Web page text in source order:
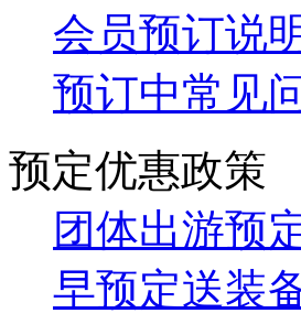
会员预订说
预订中常见
预定优惠政策
团体出游预
早预定送装